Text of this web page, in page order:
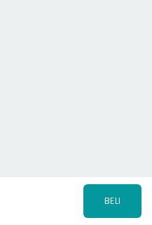
BELI